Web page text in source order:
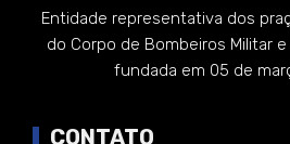
Entidade representativa dos
do Corpo de Bombeiros Militar
fundada em 05 de
CONTATO